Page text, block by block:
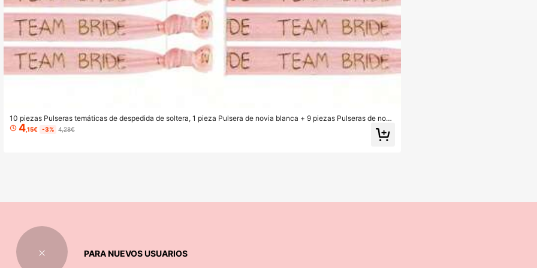
10 piezas Pulseras temáticas de despedida de soltera, 1 pieza Pulsera de novia blanca + 9 piezas Pulseras de novi
a rosa, Accesorios nupciales, Recuerdos de fiesta y boda para la novia
4,15€ -3% 4,28€
PARA NUEVOS USUARIOS